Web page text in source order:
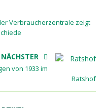
Verbraucherzentrale zeigt
NÄCHSTER
von 1933 im
Ratshof